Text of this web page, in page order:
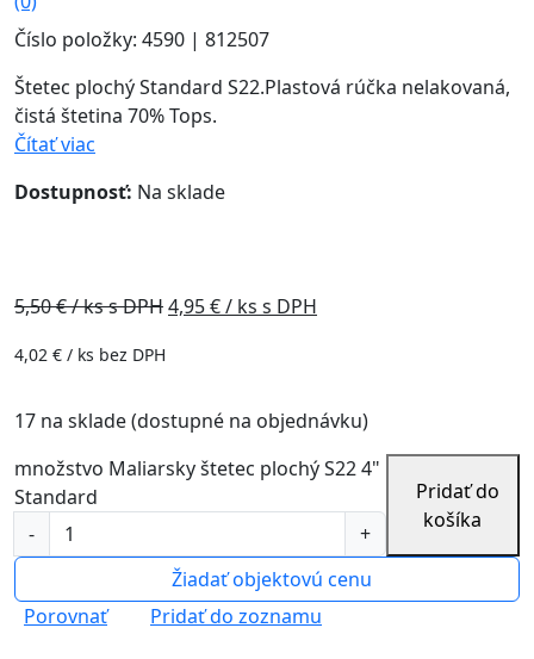
Číslo položky: 4590 | 812507
Štetec plochý Standard S22.Plastová rúčka nelakovaná,
čistá štetina 70% Tops.
Čítať viac
Dostupnosť: Na sklade
5,50€ / ks s DPH4,95€ / ks s DPH
4,02 € / ks bez DPH
17 na sklade (dostupné na objednávku)
množstvo Maliarsky štetec plochý S22 4"
Standard
Pridať do
košíka
Žiadať objektovú cenu
Porovnať
Pridať do zoznamu